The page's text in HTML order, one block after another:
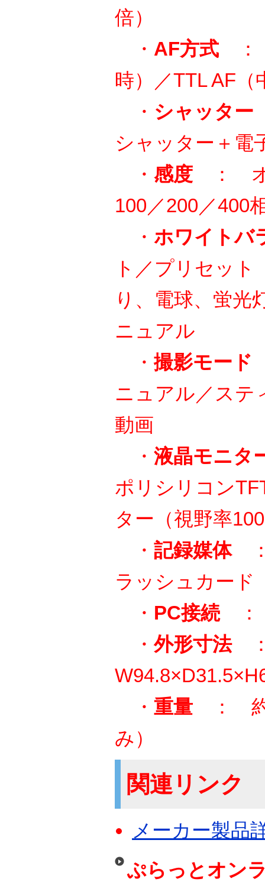
倍）
・ AF方式 ：
時）／TTL AF（
・ シャッター
シャッター＋電
・ 感度 ： オ
100／200／400
・ ホワイトバ
ト／プリセット
り、電球、蛍光
ニュアル
・ 撮影モード
ニュアル／ステ
動画
・ 液晶モニタ
ポリシリコン
ター（視野率
・ 記録媒体：
ラッシュカード
・ PC接続：
・外形寸法
・ 重量 ： 約
み）
関連リンク
メーカー製品
ぷらっとオン